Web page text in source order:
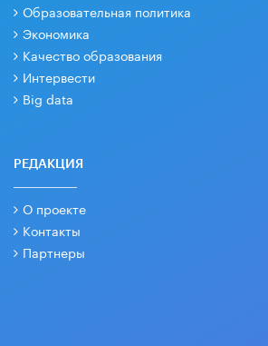
Образовательная политика
Экономика
Качество образования
Интервести
Big data
РЕДАКЦИЯ
О проекте
Контакты
Партнеры